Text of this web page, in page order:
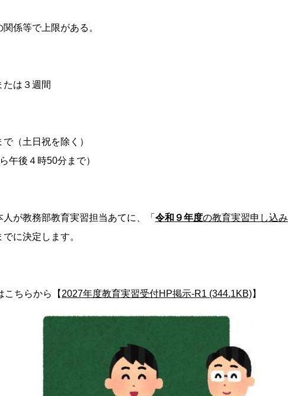
係等で上限がある。
たは３週間
（土日祝を除く）
午後４時50分まで）
が教務部教育実習担当あてに、「 令和９年度の教育実習申し込み
に決定します。
こちらから【2027年度教育実習受付HP掲示-R1 (344.1KB)】